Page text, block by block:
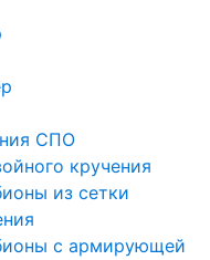
СПО
кручения
из сетки
с армирующей